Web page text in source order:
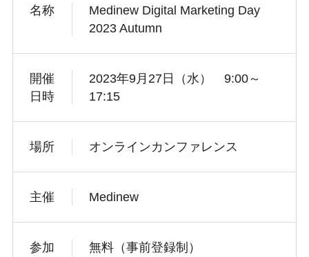
名称
Medinew Digital Marketing Day
2023 Autumn
開催
日時
2023年9月27日（水） 9:00～
17:15
場所 オンラインカンファレンス
主催 Medinew
参加
無料（事前登録制）